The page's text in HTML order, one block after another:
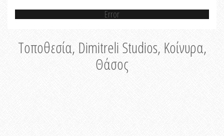
Error
Τοποθεσία, Dimitreli Studios, Κοίνυρα,
Θάσος